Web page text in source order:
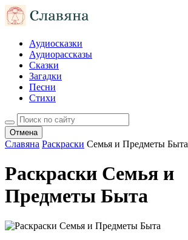
Аудиосказки
Аудиорассказы
Сказки
Загадки
Песни
Стихи
Отмена
Славяна Раскраски Семья и Предметы Быта
Раскраски Семья и
Предметы Быта